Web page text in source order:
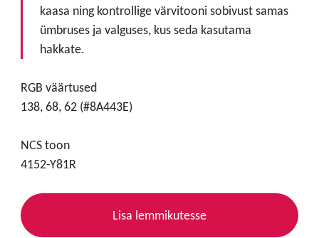
kaasa ning kontrollige värvitooni sobivust samas
ümbruses ja valguses, kus seda kasutama
hakkate.
RGB väärtused
138, 68, 62 (#8A443E)
NCS toon
4152-Y81R
Lisa lemmikutesse